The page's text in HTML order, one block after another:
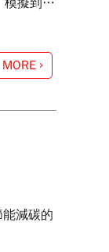
模擬到實
MORE
減碳的